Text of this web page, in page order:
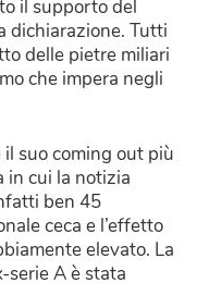
il supporto del
dichiarazione. Tutti
delle pietre miliari
che impera negli
suo coming out più
in cui la notizia
ben 45
ceca e l’effetto
elevato. La
serie A è stata